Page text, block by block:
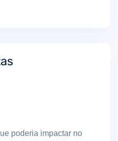
poderia impactar no